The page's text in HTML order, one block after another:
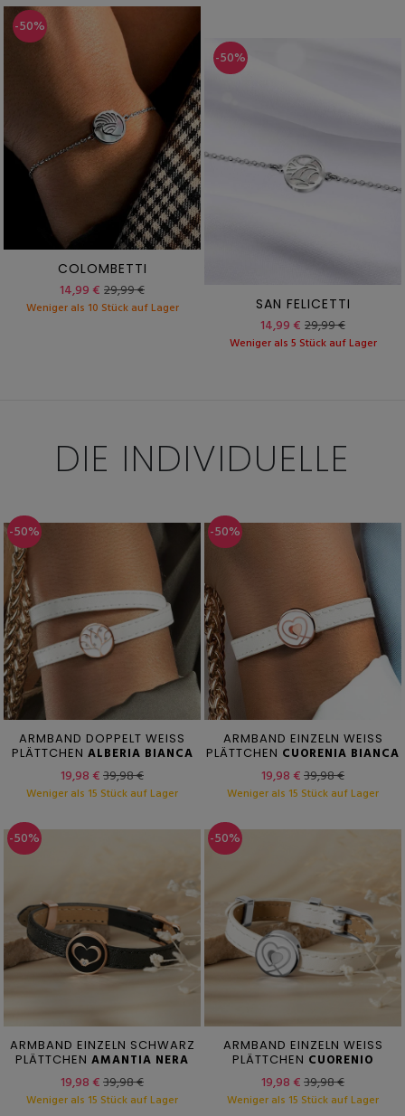
-50%
COLOMBETTI
14,99 € 29,99 €
Weniger als 10 Stück auf Lager
-50%
SAN FELICETTI
14,99 € 29,99 €
Weniger als 5 Stück auf Lager
DIE INDIVIDUELLE
-50%
ARMBAND DOPPELT WEISS
PLÄTTCHEN ALBERIA BIANCA
19,98 €39,98 €
Weniger als 15 Stück auf Lager
-50%
ARMBAND EINZELN WEISS
PLÄTTCHEN CUORENIA BIANCA
19,98 €39,98 €
Weniger als 15 Stück auf Lager
-50%
ARMBAND EINZELN SCHWARZ
PLÄTTCHEN AMANTIA NERA
19,98 €39,98 €
Weniger als 15 Stück auf Lager
-50%
ARMBAND EINZELN WEISS
PLÄTTCHEN CUORENIO
19,98 €39,98 €
Weniger als 15 Stück auf Lager